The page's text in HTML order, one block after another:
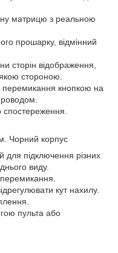
матрицю з реальною
прошарку, відмінний
сторін відображення,
стороною.
перемикання кнопкою на
спостереження.
Чорний корпус
для підключення різних
виду.
кут нахилу.
пульта або